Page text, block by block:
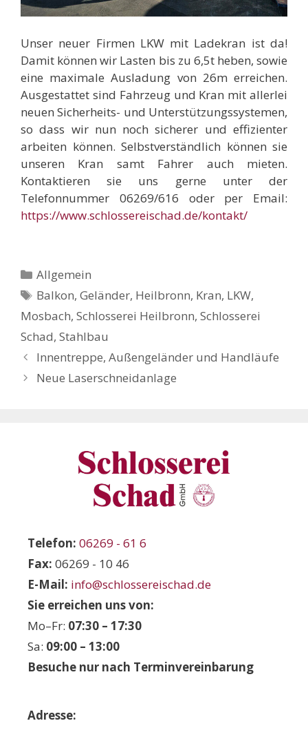
Unser neuer Firmen LKW mit Ladekran ist da!
Damit können wir Lasten bis zu 6,5t heben, sowie
eine maximale Ausladung von 26m erreichen.
Ausgestattet sind Fahrzeug und Kran mit allerlei
neuen Sicherheits- und Unterstützungssystemen,
so dass wir nun noch sicherer und effizienter
arbeiten können. Selbstverständlich können sie
unseren Kran samt Fahrer auch mieten.
Kontaktieren sie uns gerne unter der
Telefonnummer 06269/616 oder per Email:
https://www.schlossereischad.de/kontakt/
Kategorien
Allgemein
Schlagwörter
Balkon,Geländer, Heilbronn, Kran, LKW,
Mosbach, Schlosserei Heilbronn, Schlosserei
Schad, Stahlbau
Innentreppe, Außengeländer und Handläufe
Neue Laserschneidanlage
Schlosserei Schad GmbH
Ihre Schlosserei aus der Umgebung Heilbronn.
Telefon: 06269 - 61 6
Fax: 06269 - 10 46
E-Mail: info@schlossereischad.de
Sie erreichen uns von:
Mo–Fr: 07:30 – 17:30
Sa: 09:00 – 13:00
Besuche nur nach Terminvereinbarung
Adresse: